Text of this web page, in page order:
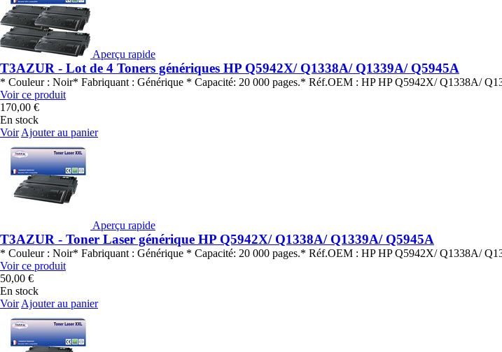
Aperçu rapide
T3AZUR - Lot de 4 Toners génériques HP Q5942X/ Q1338A/ Q1339A/ Q5945A
* Couleur : Noir* Fabriquant : Générique * Capacité: 20 000 pages.* Réf.OEM : HP HP Q5942X/ Q1338A/
Voir ce produit
170,00 €
En stock
Voir Ajouter au panier
Aperçu rapide
T3AZUR - Toner Laser générique HP Q5942X/ Q1338A/ Q1339A/ Q5945A
* Couleur : Noir* Fabriquant : Générique * Capacité: 20 000 pages.* Réf.OEM : HP HP Q5942X/ Q1338A/
Voir ce produit
50,00 €
En stock
Voir Ajouter au panier